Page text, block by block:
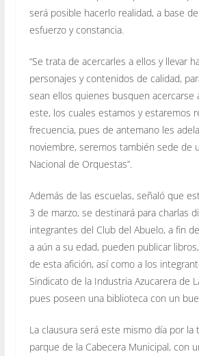
será posible hacerlo realidad, a base
esfuerzo y constancia.
“Se trata de acercarles a ellos y llevar
personajes y contenidos de calidad,
sean ellos quienes busquen acercarse
este, los cuales estamos y estaremos
frecuencia, pues de antemano les
noviembre, seremos también sede de
Nacional de Orquestas”.
Además de las escuelas, señaló que
3 de marzo, se destinará para charlas
integrantes del Club del Abuelo, a fin
a aún a su edad, pueden publicar
de esta afición, así como a los
Sindicato de la Industria Azucarera de
pues poseen una biblioteca con un
La clausura será este mismo día por la
parque de la Cabecera Municipal, con